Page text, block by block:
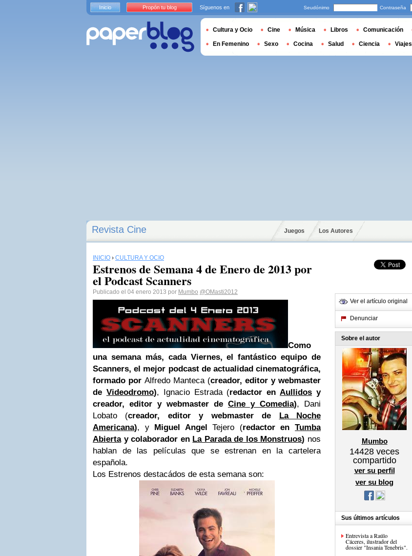
Revista Cine Juegos Los Autores
INICIO › CULTURA Y OCIO
Estrenos de Semana 4 de Enero de 2013 por
el Podcast Scanners
Publicado el 04 enero 2013 por Mumbo @OMasti2012
Como
una semana más, cada Viernes, el fantástico equipo de
Scanners, el mejor podcast de actualidad cinematográfica,
formado por Alfredo Manteca (creador, editor y webmaster
de Videodromo), Ignacio Estrada (redactor enAullidos y
creador, editor y webmaster de Cine y Comedia), Dani
Lobato (creador, editor y webmaster de La Noche
Americana), y Miguel Angel Tejero (redactor enTumba
Abiertay colaborador en La Parada de los Monstruos) nos
hablan de las películas que se estrenan en la cartelera
española.
Los Estrenos destacádos de esta semana son:
Ver el artículo original
Denunciar
Sobre el autor
Mumbo
14428 veces
compartido
ver su perfil
ver su blog
Sus últimos artículos
Entrevista a Raúlo
Cáceres, ilustrador del
dossier "Insania Tenebris".
Inicio Propón tu blog Síguenos en Seudónimo Contraseña
Cultura y Ocio Cine Música Libros Comunicación
En Femenino Sexo Cocina Salud Ciencia Viajes